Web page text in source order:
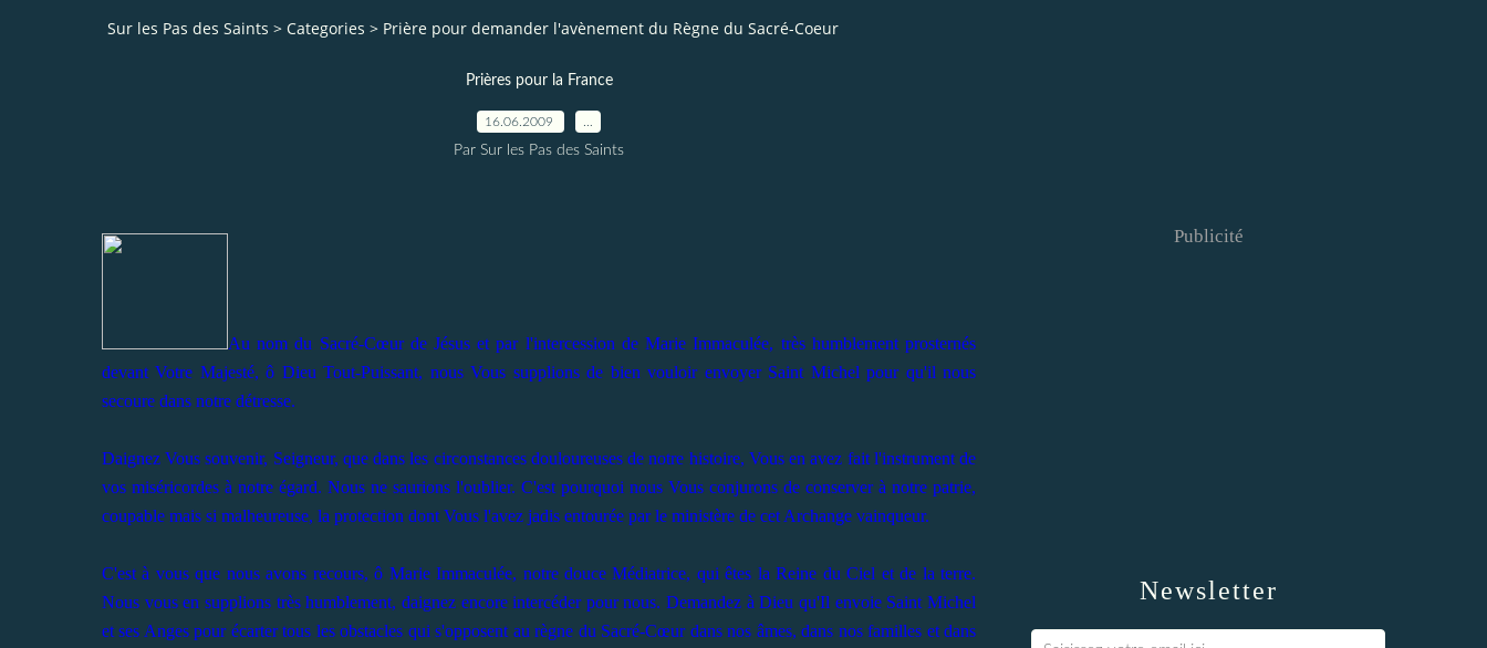
Sur les Pas des Saints > Categories > Prière pour demander l'avènement du Règne du Sacré-Coeur
Prières pour la France
16.06.2009
Par Sur les Pas des Saints
Au nom du Sacré-Cœur de Jésus et par l'intercession de Marie Immaculée, très humblement prosternés
devant Votre Majesté, ô Dieu Tout-Puissant, nous Vous supplions de bien vouloir envoyer Saint Michel pour qu'il nous
secoure dans notre détresse.
Daignez Vous souvenir, Seigneur, que dans les circonstances douloureuses de notre histoire, Vous en avez fait l'instrument de
vos miséricordes à notre égard. Nous ne saurions l'oublier. C'est pourquoi nous Vous conjurons de conserver à notre patrie,
coupable mais si malheureuse, la protection dont Vous l'avez jadis entourée par le ministère de cet Archange vainqueur.
C'est à vous que nous avons recours, ô Marie Immaculée, notre douce Médiatrice, qui êtes la Reine du Ciel et de la terre.
Nous vous en supplions très humblement, daignez encore intercéder pour nous. Demandez à Dieu qu'Il envoie Saint Michel
et ses Anges pour écarter tous les obstacles qui s'opposent au règne du Sacré-Cœur dans nos âmes, dans nos familles et dans
Newsletter
Publicité